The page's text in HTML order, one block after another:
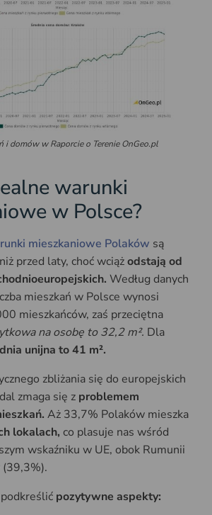
i domów w Raporcie o Terenie OnGeo.pl
warunki
w Polsce?
mieszkaniowe Polaków są
przed laty, choć wciążodstają od
Według danych
mieszkań w Polsce wynosi
mieszkańców, zaś przeciętna
na osobę to 32,2 m². Dla
unijna to 41 m².
zbliżania się do europejskich
zmaga się z problemem
Aż 33,7% Polaków mieszka
lokalach, co plasuje nas wśród
wskaźniku w UE, obok Rumunii
pozytywne aspekty: